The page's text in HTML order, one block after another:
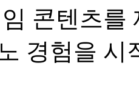
콘텐츠를
경험을 시